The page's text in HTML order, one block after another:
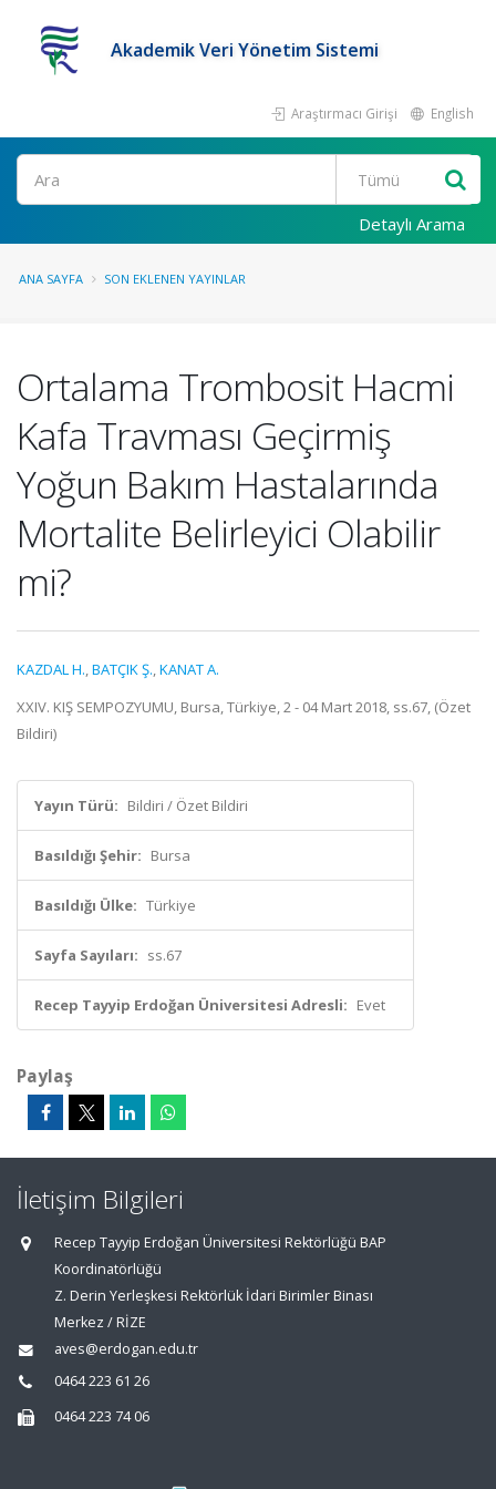
Akademik Veri Yönetim Sistemi
Araştırmacı Girişi English
Ara
Detaylı Arama
ANA SAYFA SON EKLENEN YAYINLAR
Ortalama Trombosit Hacmi
Kafa Travması Geçirmiş
Yoğun Bakım Hastalarında
Mortalite Belirleyici Olabilir
mi?
KAZDAL H.,BATÇIK Ş.,KANAT A.
XXIV. KIŞ SEMPOZYUMU, Bursa, Türkiye, 2 - 04 Mart 2018, ss.67, (Özet
Bildiri)
Yayın Türü: Bildiri / Özet Bildiri
Basıldığı Şehir: Bursa
Basıldığı Ülke: Türkiye
Sayfa Sayıları: ss.67
Recep Tayyip Erdoğan Üniversitesi Adresli: Evet
Paylaş
İletişim Bilgileri
Recep Tayyip Erdoğan Üniversitesi Rektörlüğü BAP
Koordinatörlüğü
Z. Derin Yerleşkesi Rektörlük İdari Birimler Binası
Merkez / RİZE
aves@erdogan.edu.tr
0464 223 61 26
0464 223 74 06